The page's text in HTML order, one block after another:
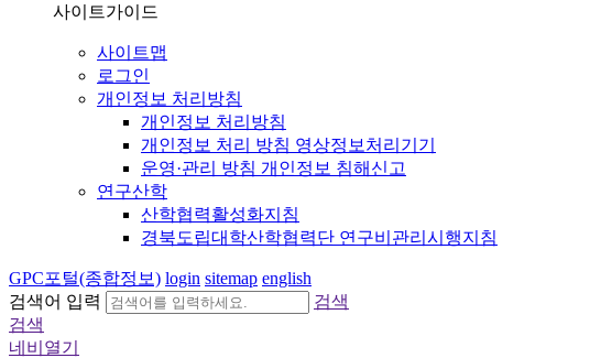
사이트가이드
사이트맵
로그인
개인정보 처리방침
개인정보 처리방침
개인정보 처리 방침 영상정보처리기기
운영·관리 방침 개인정보 침해신고
연구산학
산학협력활성화지침
경북도립대학산학협력단 연구비관리시행지침
GPC포털(종합정보) login sitemap english
검색어 입력
검색
검색
네비열기